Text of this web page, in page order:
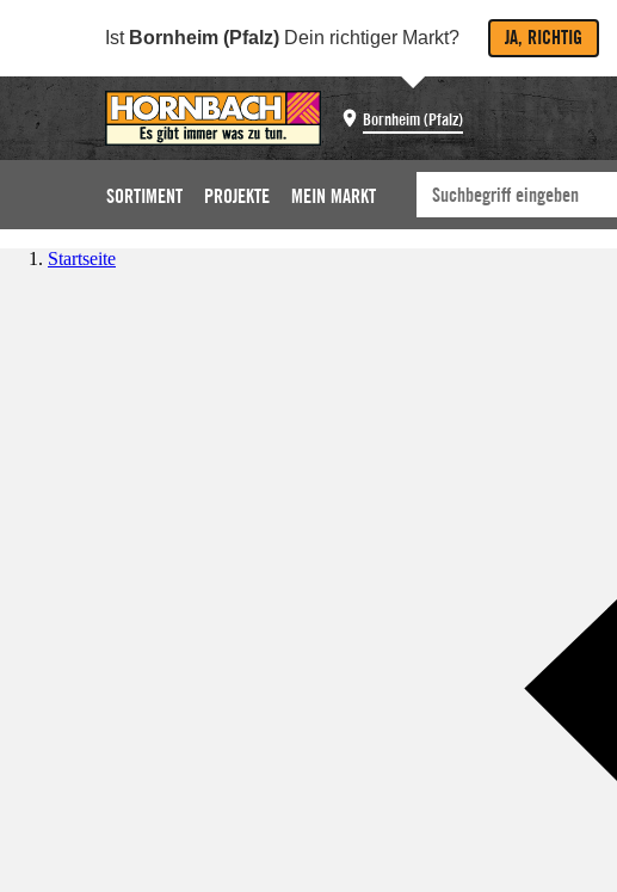
Ist Bornheim (Pfalz) Dein richtiger Markt? JA, RICHTIG
Bornheim (Pfalz)
SORTIMENT PROJEKTE MEIN MARKT
Startseite